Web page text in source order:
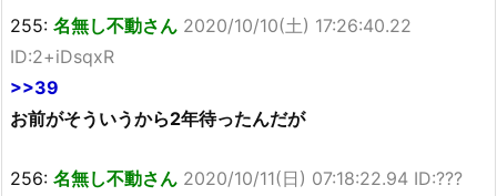
255: 名無し不動さん 2020/10/10(土) 17:26:40.22
ID:2+iDsqxR
>>39
お前がそういうから2年待ったんだが
256: 名無し不動さん 2020/10/11(日) 07:18:22.94 ID:???